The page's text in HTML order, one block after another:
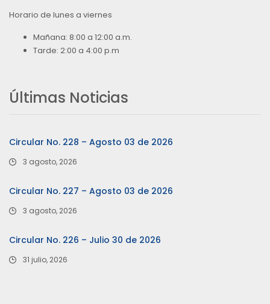
Horario de lunes a viernes
Mañana: 8:00 a 12:00 a.m.
Tarde: 2:00 a 4:00 p.m
Últimas Noticias
Circular No. 228 – Agosto 03 de 2026
3 agosto, 2026
Circular No. 227 – Agosto 03 de 2026
3 agosto, 2026
Circular No. 226 – Julio 30 de 2026
31 julio, 2026